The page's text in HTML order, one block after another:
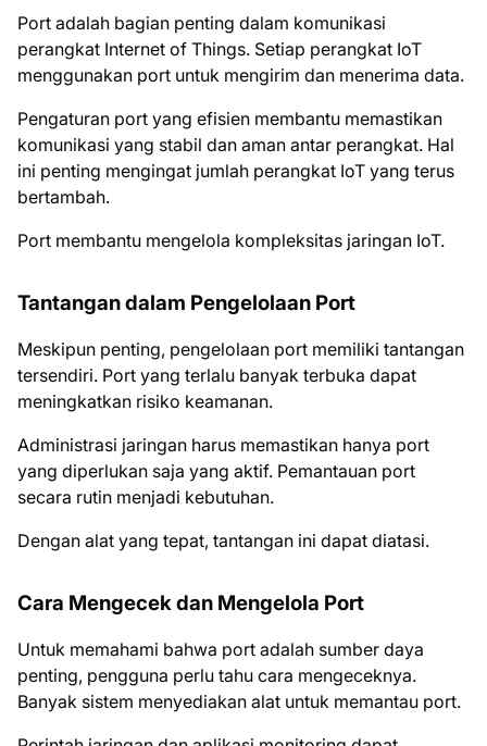
Port adalah bagian penting dalam komunikasi
perangkat Internet of Things. Setiap perangkat IoT
menggunakan port untuk mengirim dan menerima data.
Pengaturan port yang efisien membantu memastikan
komunikasi yang stabil dan aman antar perangkat. Hal
ini penting mengingat jumlah perangkat IoT yang terus
bertambah.
Port membantu mengelola kompleksitas jaringan IoT.
Tantangan dalam Pengelolaan Port
Meskipun penting, pengelolaan port memiliki tantangan
tersendiri. Port yang terlalu banyak terbuka dapat
meningkatkan risiko keamanan.
Administrasi jaringan harus memastikan hanya port
yang diperlukan saja yang aktif. Pemantauan port
secara rutin menjadi kebutuhan.
Dengan alat yang tepat, tantangan ini dapat diatasi.
Cara Mengecek dan Mengelola Port
Untuk memahami bahwa port adalah sumber daya
penting, pengguna perlu tahu cara mengeceknya.
Banyak sistem menyediakan alat untuk memantau port.